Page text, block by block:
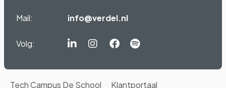
Mail: info@verdel.nl
Volg:
Linkedin-Instagram
Facebook
Spotify
Tech Campus De School Klantportaal